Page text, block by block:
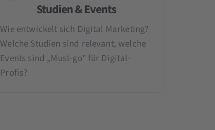
Studien & Events
Wie entwickelt sich Digital Marketing?
Welche Studien sind relevant, welche
Events sind „Must-go" für Digital-
Profis?